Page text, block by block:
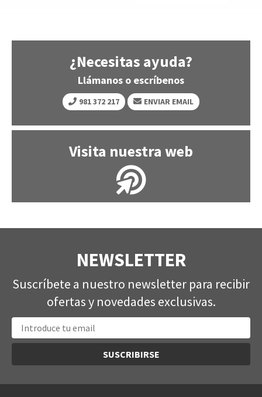
¿Necesitas ayuda?
Llámanos o escríbenos
981 372 217 ENVIAR EMAIL
Visita nuestra web
NEWSLETTER
Suscríbete a nuestro newsletter para recibir
ofertas y novedades exclusivas.
SUSCRIBIRSE